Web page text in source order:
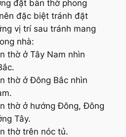
đặt bàn thờ phong
đặc biệt tránh đặt
vị trí sau tránh mang
nhà:
thờ ở Tây Nam nhìn
thờ ở Đông Bắc nhìn
thờ ở hướng Đông, Đông
Tây.
thờ trên nóc tủ.